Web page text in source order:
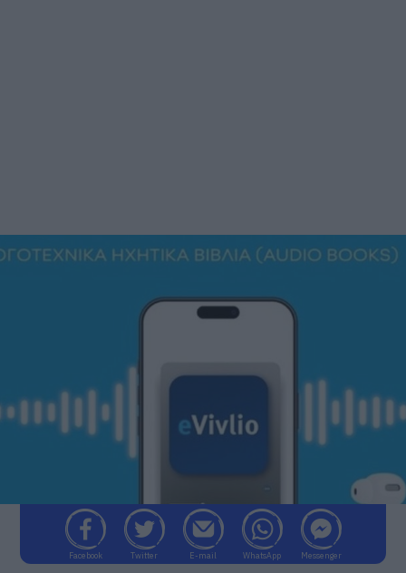
Facebook Twitter E-mail WhatsApp Messenger